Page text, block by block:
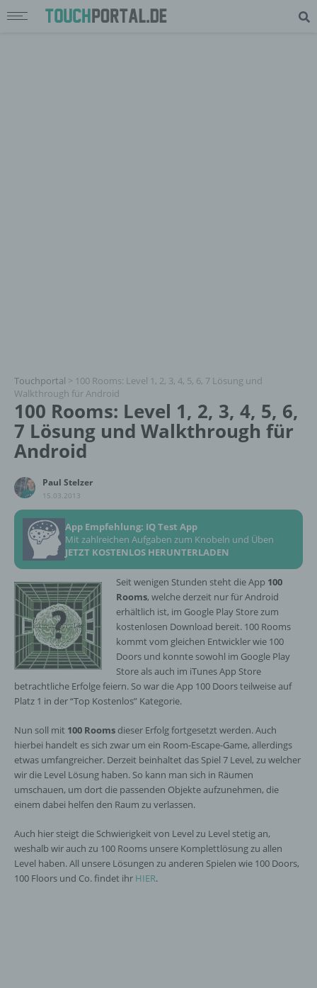
Touchportal > 100 Rooms: Level 1, 2, 3, 4, 5, 6, 7 Lösung und
Walkthrough für Android
100 Rooms: Level 1, 2, 3, 4, 5, 6,
7 Lösung und Walkthrough für
Android
Paul Stelzer
15.03.2013
App Empfehlung: IQ Test App
Mit zahlreichen Aufgaben zum Knobeln und Üben
JETZT KOSTENLOS HERUNTERLADEN
Seit wenigen Stunden steht die App 100
Rooms, welche derzeit nur für Android
erhältlich ist, im Google Play Store zum
kostenlosen Download bereit. 100 Rooms
kommt vom gleichen Entwickler wie 100
Doors und konnte sowohl im Google Play
Store als auch im iTunes App Store
betrachtliche Erfolge feiern. So war die App 100 Doors teilweise auf
Platz 1 in der “Top Kostenlos” Kategorie.
Nun soll mit 100 Rooms dieser Erfolg fortgesetzt werden. Auch
hierbei handelt es sich zwar um ein Room-Escape-Game, allerdings
etwas umfangreicher. Derzeit beinhaltet das Spiel 7 Level, zu welcher
wir die Level Lösung haben. So kann man sich in Räumen
umschauen, um dort die passenden Objekte aufzunehmen, die
einem dabei helfen den Raum zu verlassen.
Auch hier steigt die Schwierigkeit von Level zu Level stetig an,
weshalb wir auch zu 100 Rooms unsere Komplettlösung zu allen
Level haben. All unsere Lösungen zu anderen Spielen wie 100 Doors,
100 Floors und Co. findet ihr HIER.